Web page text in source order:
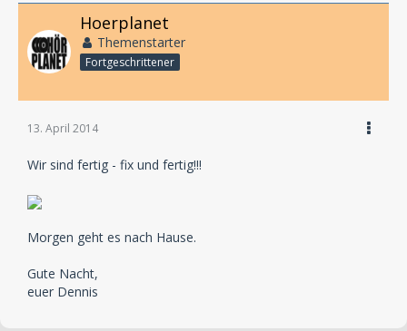
Hoerplanet
Themenstarter
Fortgeschrittener
13. April 2014
Wir sind fertig - fix und fertig!!!
Morgen geht es nach Hause.
Gute Nacht,
euer Dennis